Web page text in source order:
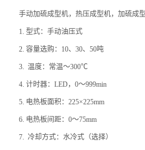
手动加硫成型机，热压成型机，加硫成
1.型式：手动油压式
2.容量选购：10、30、50吨
3.温度：常温～300℃
4.计时器：LED，0～999min
5. 电热板面积：225×225mm
6. 电热板间距：0～75mm
7.冷却方式：水冷式（选择）